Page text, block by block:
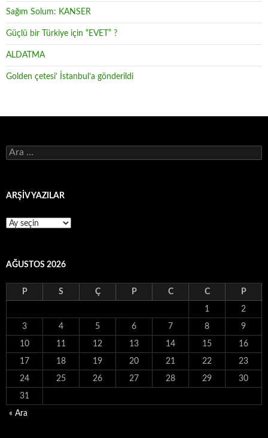
Sağım Solum: KANSER
Güçlü bir Türkiye için “EVET” ?
ALDATMA
Golden çetesi’ İstanbul’a gönderildi
Arama:
ARŞİV YAZILAR
ARŞİV
AĞUSTOS 2026
P S Ç P C C P
1 2
3 4 5 6 7 8 9
10 11 12 13 14 15 16
17 18 19 20 21 22 23
24 25 26 27 28 29 30
31
« Ara